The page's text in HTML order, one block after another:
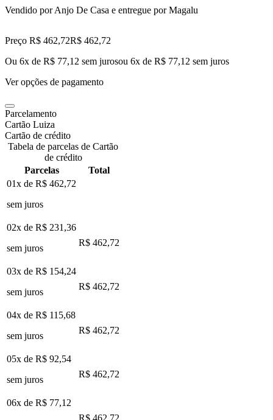
Vendido porAnjo De Casa e entregue por Magalu
Preço R$ 462,72R$ 462,72
Ou 6x de R$ 77,12 sem jurosou 6x de R$ 77,12 sem juros
Ver opções de pagamento
Parcelamento
Cartão Luiza
Cartão de crédito
Tabela de parcelas de Cartão
de crédito
Parcelas
Total
01x de R$ 462,72
sem juros
02x de R$ 231,36
sem juros
R$ 462,72
03x de R$ 154,24
sem juros
R$ 462,72
04x de R$ 115,68
sem juros
R$ 462,72
05x de R$ 92,54
sem juros
R$ 462,72
06x de R$ 77,12